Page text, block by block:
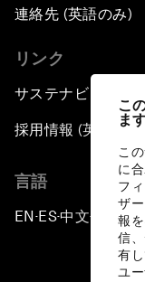
こ
ま
こ
に
フ
ザ
報
信
有
ユ
連絡先 (英語のみ)
リンク
サステナビリティ
採用情報 (英語のみ)
言語
EN ▪ES▪中文▪ 日本語